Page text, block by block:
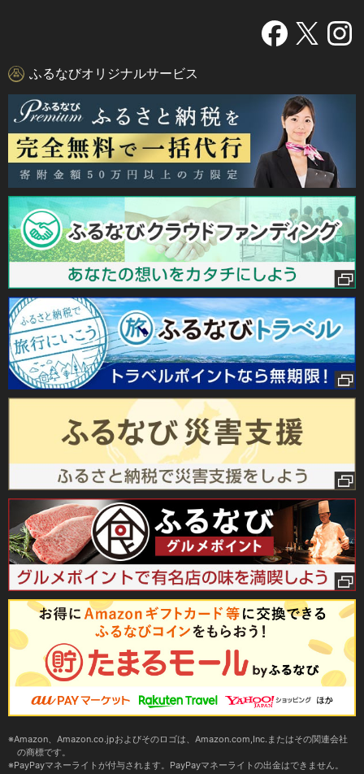
ふるなびオリジナルサービス
Amazon、Amazon.co.jpおよびそのロゴは、Amazon.com,Inc.またはその関連会社
の商標です。
PayPayマネーライトが付与されます。PayPayマネーライトの出金はできません。